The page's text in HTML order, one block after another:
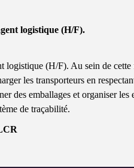
logistique (H/F).
logistique (H/F). Au sein de
les transporteurs en
des emballages et organiser
de traçabilité.